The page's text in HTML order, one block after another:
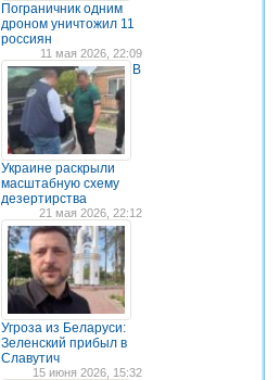
Пограничник одним
дроном уничтожил 11
россиян
11 мая 2026, 22:09
В
Украине раскрыли
масштабную схему
дезертирства
21 мая 2026, 22:12
Угроза из Беларуси:
Зеленский прибыл в
Славутич
15 июня 2026, 15:32